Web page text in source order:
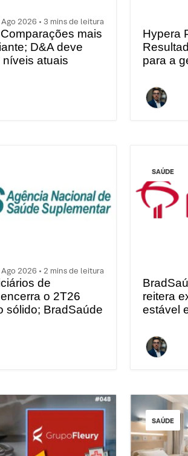
2026 • 3 mins de leitura
mais
D&A deve
atuais
Hypera
para a
2026 • 2 mins de leitura
de
o 2T26
sólido; BradSaúde
SAÚDE
reitera
estável
SAÚDE